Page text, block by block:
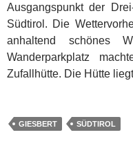
Ausgangspunkt der
Südtirol. Die
anhaltend schönes
Wanderparkplatz
Zufallhütte. Die Hütte
GIESBERT SÜDTIROL